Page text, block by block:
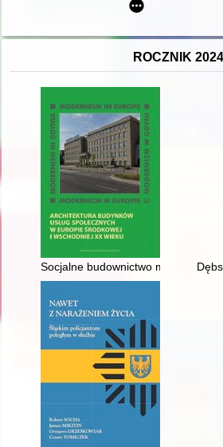
ROCZNIK 2024
Socjalne budownictwo